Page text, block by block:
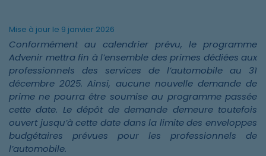
Mise à jour le 9 janvier 2026
Conformément au calendrier prévu, le programme
Advenir mettra fin à l’ensemble des primes dédiées aux
professionnels des services de l’automobile au 31
décembre 2025. Ainsi, aucune nouvelle demande de
prime ne pourra être soumise au programme passée
cette date. Le dépôt de demande demeure toutefois
ouvert jusqu’à cette date dans la limite des enveloppes
budgétaires prévues pour les professionnels de
l’automobile.